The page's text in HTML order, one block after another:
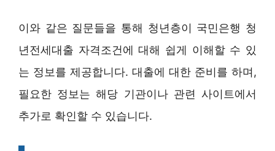
이와 같은 질문들을 통해 청년층이 국민은행 청
년전세대출 자격조건에 대해 쉽게 이해할 수 있
는 정보를 제공합니다. 대출에 대한 준비를 하며,
필요한 정보는 해당 기관이나 관련 사이트에서
추가로 확인할 수 있습니다.